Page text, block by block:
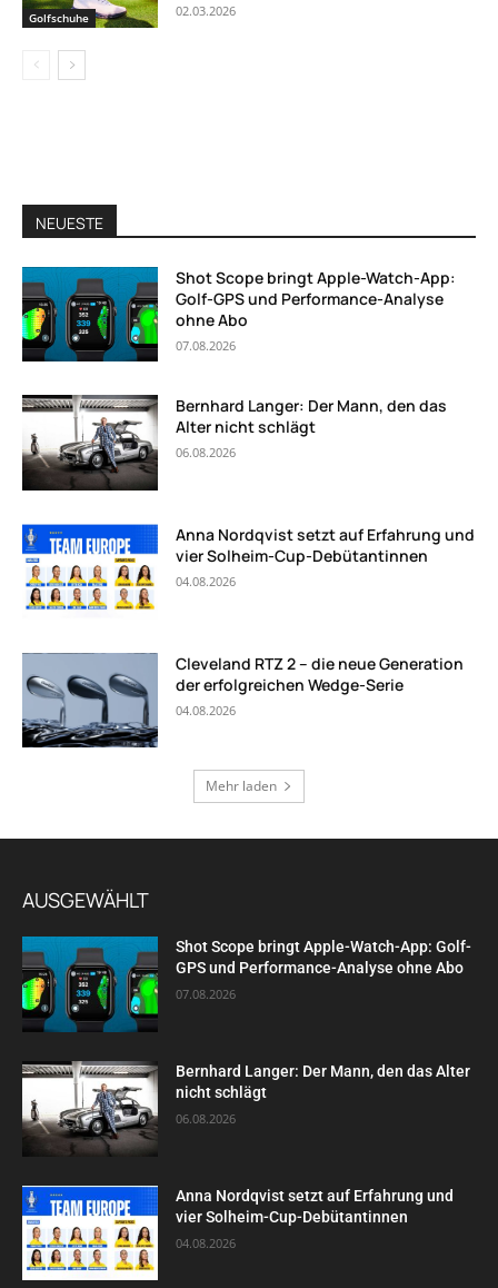
Golfschuhe 02.03.2026
NEUESTE
Shot Scope bringt Apple-Watch-App:
Golf-GPS und Performance-Analyse
ohne Abo
07.08.2026
Bernhard Langer: Der Mann, den das
Alter nicht schlägt
06.08.2026
Anna Nordqvist setzt auf Erfahrung und
vier Solheim-Cup-Debütantinnen
04.08.2026
Cleveland RTZ 2 – die neue Generation
der erfolgreichen Wedge-Serie
04.08.2026
Mehr laden
AUSGEWÄHLT
Shot Scope bringt Apple-Watch-App: Golf-
GPS und Performance-Analyse ohne Abo
07.08.2026
Bernhard Langer: Der Mann, den das Alter
nicht schlägt
06.08.2026
Anna Nordqvist setzt auf Erfahrung und
vier Solheim-Cup-Debütantinnen
04.08.2026